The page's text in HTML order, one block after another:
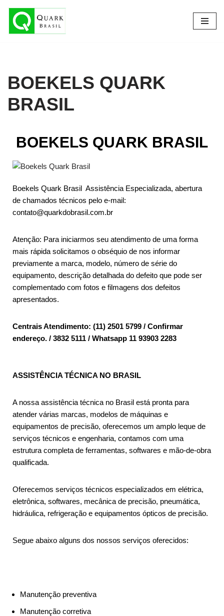
Pular
BOEKELS QUARK
BRASIL​
BOEKELS QUARK BRASIL
Boekels Quark Brasil Assistência Especializada, abertura
de chamados técnicos pelo e-mail:
contato@quarkdobrasil.com.br
Atenção: Para iniciarmos seu atendimento de uma forma
mais rápida solicitamos o obséquio de nos informar
previamente a marca, modelo, número de série do
equipamento, descrição detalhada do defeito que pode ser
complementado com fotos e filmagens dos defeitos
apresentados.
Centrais Atendimento: (11) 2501 5799 / Confirmar
endereço. / 3832 5111 / Whatsapp 11 93903 2283
ASSISTÊNCIA TÉCNICA NO BRASIL
A nossa assistência técnica no Brasil está pronta para
atender várias marcas, modelos de máquinas e
equipamentos de precisão, oferecemos um amplo leque de
serviços técnicos e engenharia, contamos com uma
estrutura completa de ferramentas, softwares e mão-de-obra
qualificada.
Oferecemos serviços técnicos especializados em elétrica,
eletrônica, softwares, mecânica de precisão, pneumática,
hidráulica, refrigeração e equipamentos ópticos de precisão.
Segue abaixo alguns dos nossos serviços oferecidos:
Manutenção preventiva
Manutenção corretiva